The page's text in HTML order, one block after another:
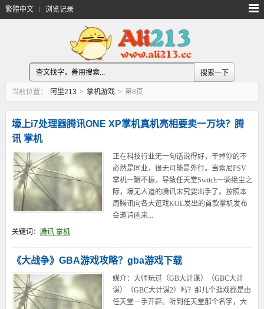
繁體中文 浏览记录
当前位置： 阿里213 > 掌机游戏 > 第8页
壕上i7处理器腾讯ONE XP掌机真机亮相要卖一万块？腾
讯 掌机
正在科技行业无一句话说得好，干掉你的不
必然是同业，很无可能是外行。当索尼PSV
掌机一蹶不振，导致任天堂Switch一骑绝尘之
际，壕无人道的腾讯末究要出手了。按照本
周腾讯向各大逛戏KOL发出的首款掌机发布
会邀请函来...
关键词： 腾讯 掌机
《大战争》GBA游戏攻略？gba游戏下载
媒介：大师玩过（GB大计谋）（GBC大计
谋）（GBC大计谋2）吗？那几个逛戏都是由
任天堂一手开辟。听到任天堂那个名字，大